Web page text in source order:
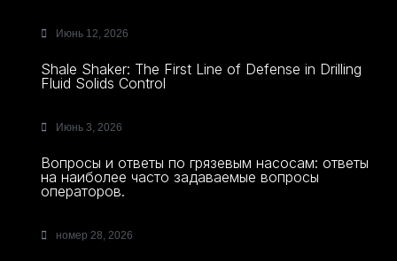
Июнь 12, 2026
Shale Shaker: The First Line of Defense in Drilling
Fluid Solids Control
Июнь 3, 2026
Вопросы и ответы по грязевым насосам: ответы
на наиболее часто задаваемые вопросы
операторов.
номер 28, 2026